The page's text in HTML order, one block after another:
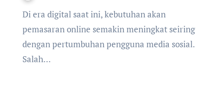
Di era digital saat ini, kebutuhan akan
pemasaran online semakin meningkat seiring
dengan pertumbuhan pengguna media sosial.
Salah…